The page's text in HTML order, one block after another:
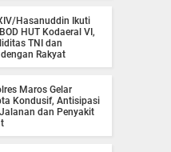
Hasanuddin Ikuti
HUT Kodaeral VI,
TNI dan
Rakyat
Maros Gelar
Kondusif, Antisipasi
dan Penyakit